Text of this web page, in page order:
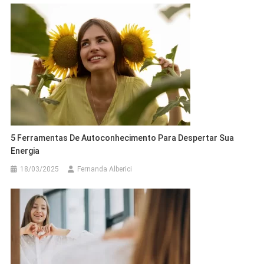
5 Ferramentas De Autoconhecimento Para Despertar Sua
Energia
18/03/2025 Fernanda Alberici